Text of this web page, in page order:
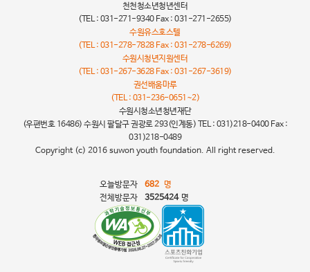
천천청소년청년센터
(TEL : 031-271-9340 Fax : 031-271-2655)
수원유스호스텔
(TEL : 031-278-7828 Fax : 031-278-6269)
수원시청년지원센터
(TEL : 031-267-3628 Fax : 031-267-3619)
권선배움마루
(TEL : 031-236-0651~2)
수원시청소년청년재단
(우편번호 16486) 수원시 팔달구 권광로 293(인계동) TEL : 031)218-0400 Fax :
031)218-0489
Copyright (c) 2016 suwon youth foundation. All right reserved.
오늘방문자 682 명
전체방문자
3525424명